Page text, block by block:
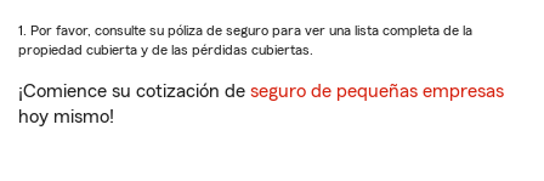
1. Por favor, consulte su póliza de seguro para ver una lista completa de la
propiedad cubierta y de las pérdidas cubiertas.
¡Comience su cotización de seguro de pequeñas empresas
hoy mismo!